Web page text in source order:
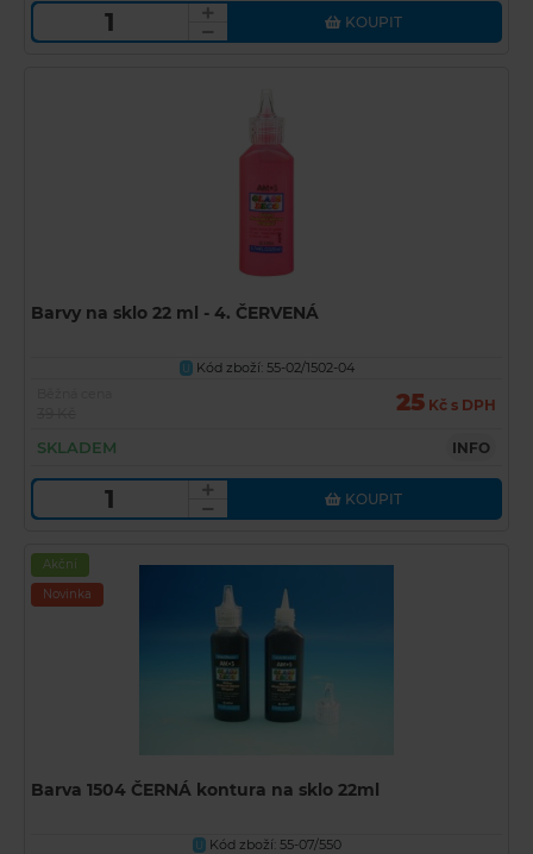
KOUPIT
Barvy na sklo 22 ml - 4. ČERVENÁ
U Kód zboží: 55-02/1502-04
25 Kč s DPH
SKLADEM INFO
KOUPIT
Akční
Novinka
Barva 1504 ČERNÁ kontura na sklo 22ml
U Kód zboží: 55-07/550